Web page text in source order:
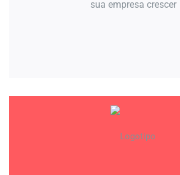
sua empresa crescer